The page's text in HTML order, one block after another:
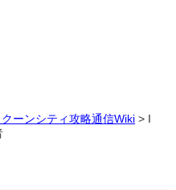
ーンシティ攻略通信Wiki > I